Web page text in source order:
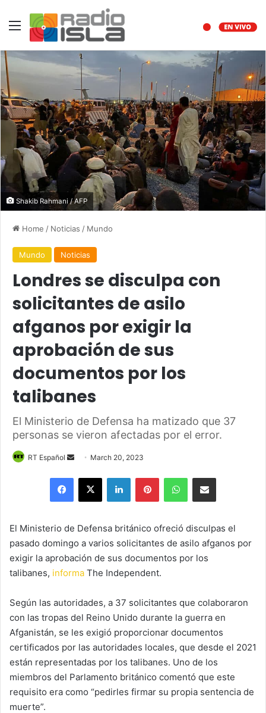
Menu
Shakib Rahmani / AFP
Home / Noticias / Mundo
Mundo Noticias
Londres se disculpa con
solicitantes de asilo
afganos por exigir la
aprobación de sus
documentos por los
talibanes
El Ministerio de Defensa ha matizado que 37
personas se vieron afectadas por el error.
RT Español
Send
email
March 20, 2023
Facebook
X LinkedInPinterestWhatsAppShare via Email
El Ministerio de Defensa británico ofreció disculpas el
pasado domingo a varios solicitantes de asilo afganos por
exigir la aprobación de sus documentos por los
talibanes, informa The Independent.
Según las autoridades, a 37 solicitantes que colaboraron
con las tropas del Reino Unido durante la guerra en
Afganistán, se les exigió proporcionar documentos
certificados por las autoridades locales, que desde el 2021
están representadas por los talibanes. Uno de los
miembros del Parlamento británico comentó que este
requisito era como “pedirles firmar su propia sentencia de
muerte”.